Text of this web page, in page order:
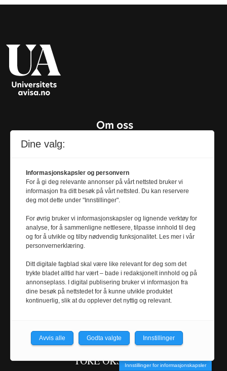
Om oss
etter Redaktørplakaten og pressens Vær
Varsom-plakat. Avisen er medlem av Den
norske fagpresses forening. Dette er avisas
opphavsrettslig beskyttet © Universitetsavisa.
Kontakt oss
Redaksjonen
Ansvarlig redaktør
TORE OKSHOLENInnstillinger for informasjonskapsler
Dine valg:
Informasjonskapsler og personvern
For å gi deg relevante annonser på vårt nettsted bruker vi
informasjon fra ditt besøk på vårt nettsted. Du kan reservere
deg mot dette under "Innstillinger".
For øvrig bruker vi informasjonskapsler og lignende verktøy for
analyse, for å sammenligne nettlesere, tilpasse innhold til deg
og for å utvikle og tilby nødvendig funksjonalitet. Les mer i vår
personvernerklæring.
Ditt digitale fagblad skal være like relevant for deg som det
trykte bladet alltid har vært – bade i redaksjonelt innhold og på
annonseplass. I digital publisering bruker vi informasjon fra
dine besøk på nettstedet for å kunne utvikle produktet
kontinuerlig, slik at du opplever det nyttig og relevant.
Avvis alle Godta valgte Innstillinger